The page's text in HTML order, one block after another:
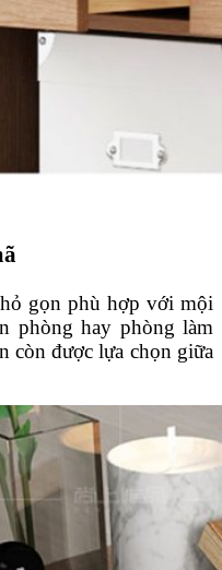
gọn phù hợp với mội
phòng hay phòng làm
còn được lựa chọn giữa